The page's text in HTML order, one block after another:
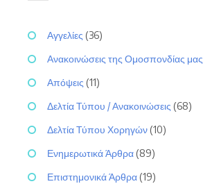
Αγγελίες (36)
Ανακοινώσεις της Ομοσπονδίας μας
Απόψεις (11)
Δελτία Τύπου / Ανακοινώσεις (68)
Δελτία Τύπου Χορηγών (10)
Ενημερωτικά Άρθρα (89)
Επιστημονικά Άρθρα (19)